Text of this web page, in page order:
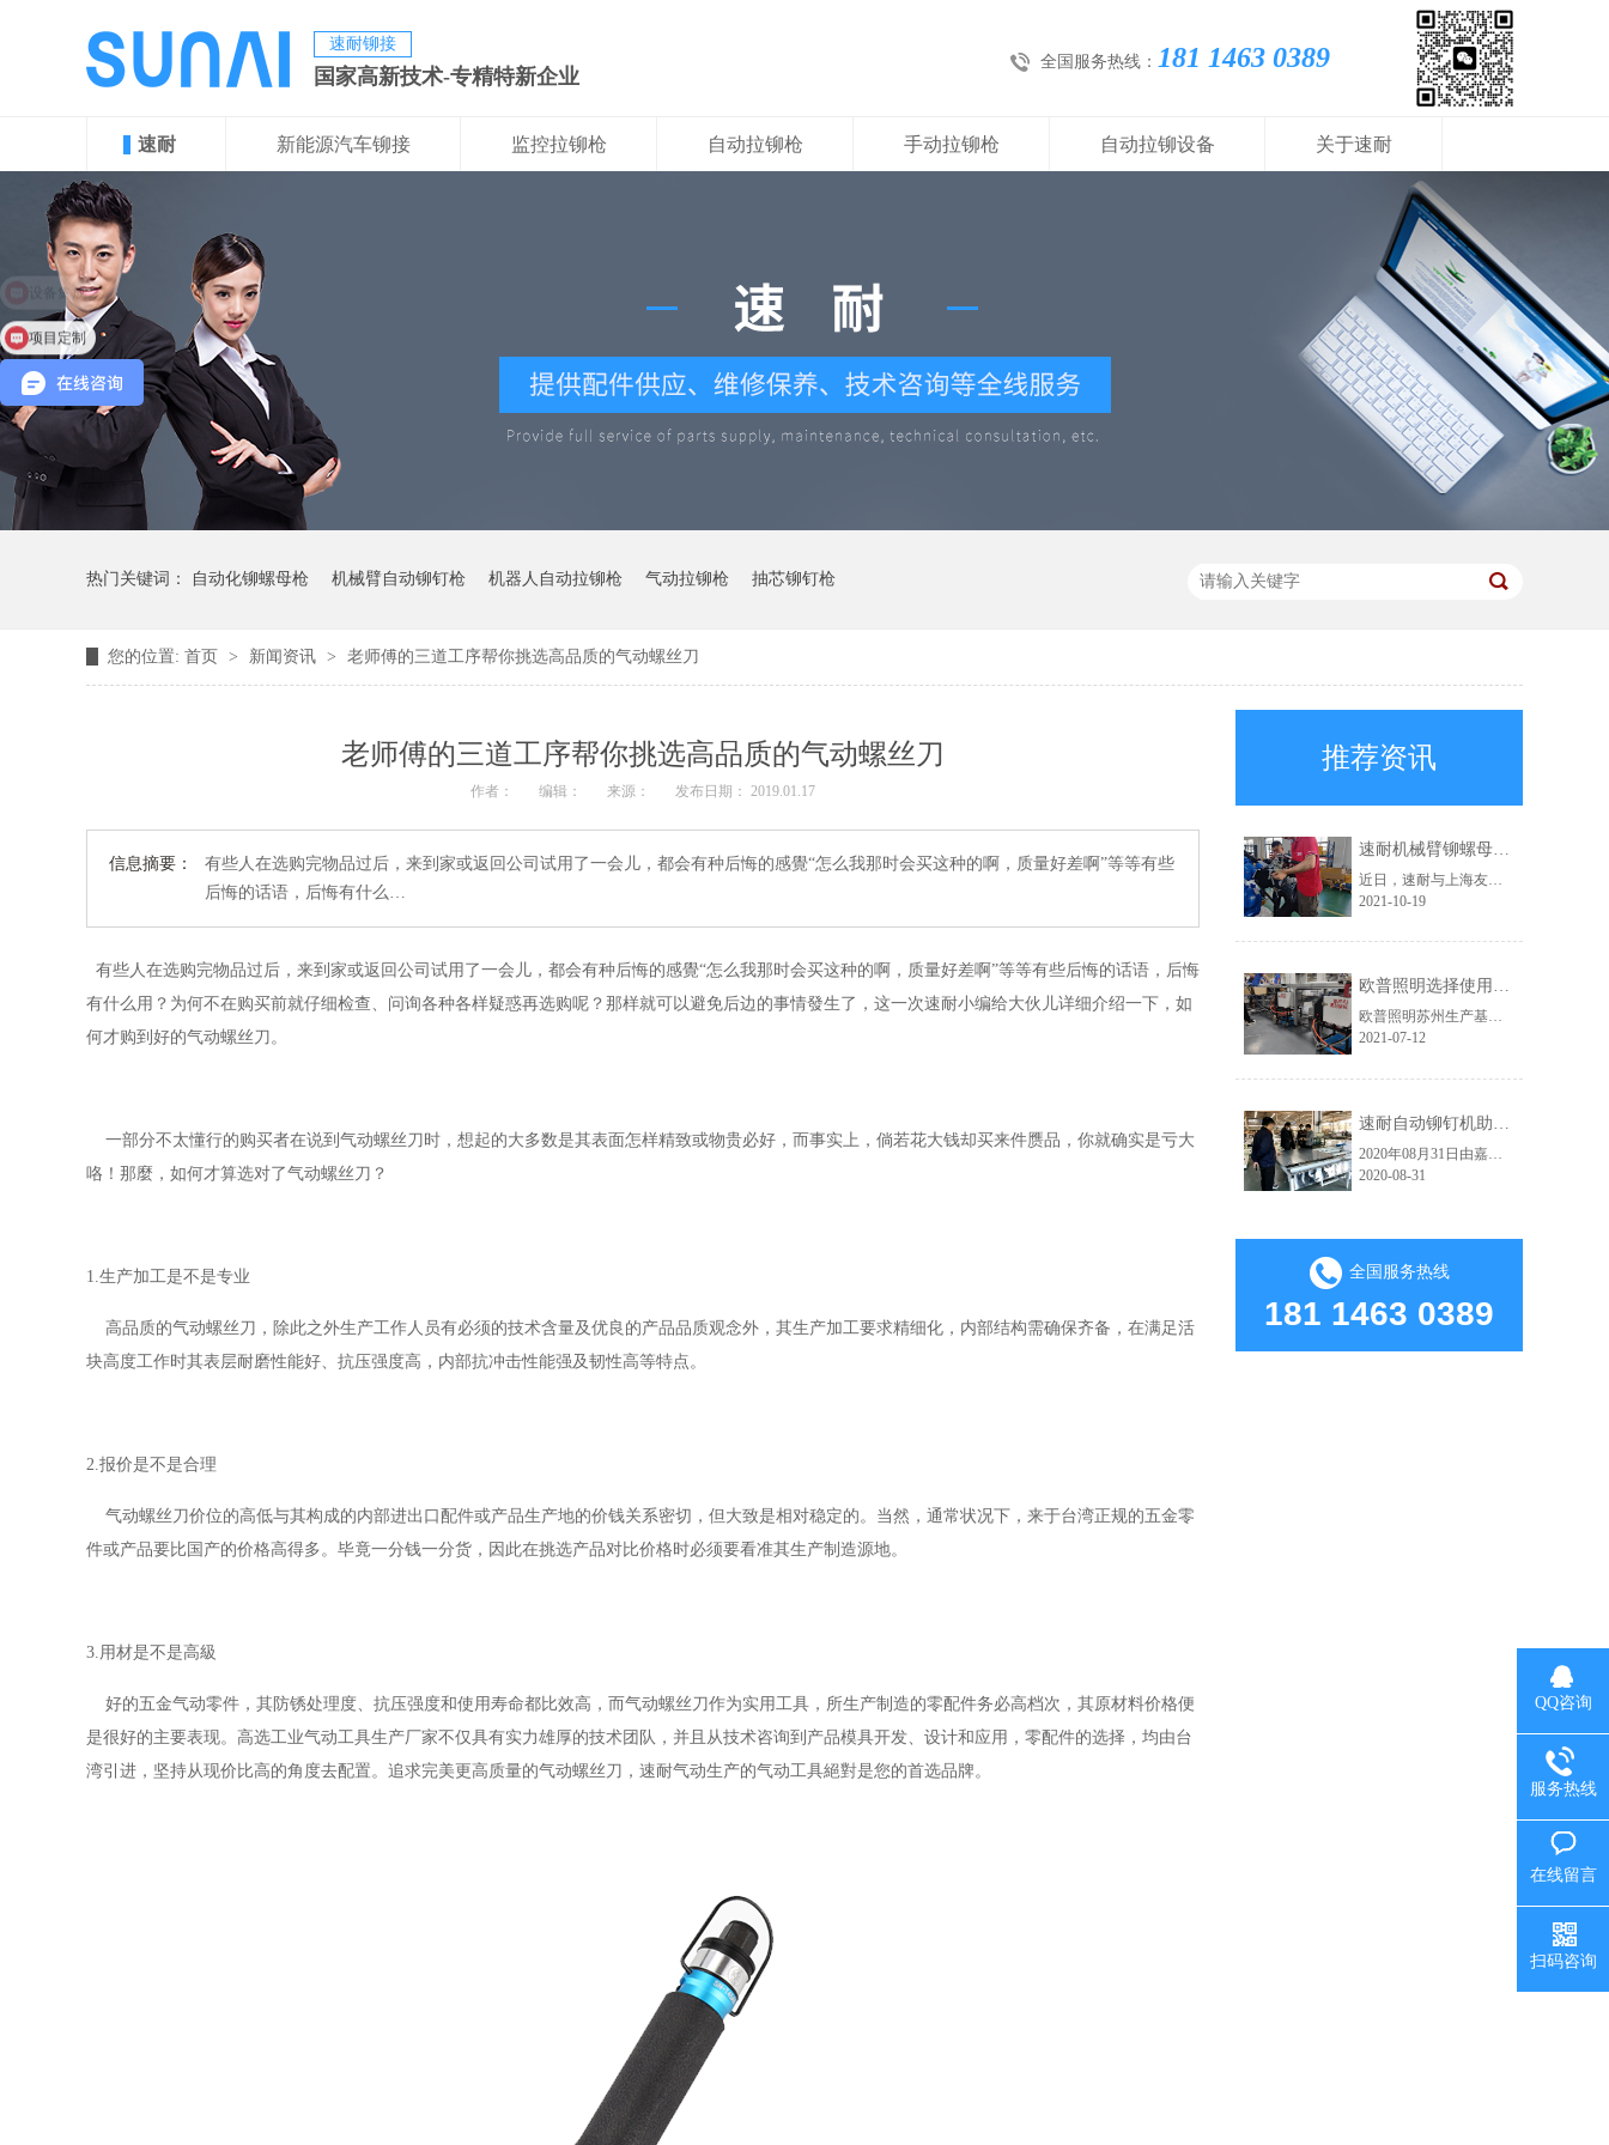
速耐铆接
国家高新技术-专精特新企业
全国服务热线： 181 1463 0389
速耐 新能源汽车铆接 监控拉铆枪 自动拉铆枪 手动拉铆枪 自动拉铆设备 关于速耐
热门关键词： 自动化铆螺母枪 机械臂自动铆钉枪 机器人自动拉铆枪 气动拉铆枪 抽芯铆钉枪
您的位置: 首页 > 新闻资讯 > 老师傅的三道工序帮你挑选高品质的气动螺丝刀
老师傅的三道工序帮你挑选高品质的气动螺丝刀
作者： 编辑： 来源： 发布日期： 2019.01.17
信息摘要：
有些人在选购完物品过后，来到家或返回公司试用了一会儿，都会有种后悔的感覺“怎么我那时会买这种的啊，质量好差啊”等等有些
后悔的话语，后悔有什么…
有些人在选购完物品过后，来到家或返回公司试用了一会儿，都会有种后悔的感覺“怎么我那时会买这种的啊，质量好差啊”等等有些后悔的话语，后悔
有什么用？为何不在购买前就仔细检查、问询各种各样疑惑再选购呢？那样就可以避免后边的事情發生了，这一次速耐小编给大伙儿详细介绍一下，如
何才购到好的气动螺丝刀。
一部分不太懂行的购买者在说到气动螺丝刀时，想起的大多数是其表面怎样精致或物贵必好，而事实上，倘若花大钱却买来件赝品，你就确实是亏大
咯！那麼，如何才算选对了气动螺丝刀？
1.生产加工是不是专业
高品质的气动螺丝刀，除此之外生产工作人员有必须的技术含量及优良的产品品质观念外，其生产加工要求精细化，内部结构需确保齐备，在满足活
块高度工作时其表层耐磨性能好、抗压强度高，内部抗冲击性能强及韧性高等特点。
2.报价是不是合理
气动螺丝刀价位的高低与其构成的内部进出口配件或产品生产地的价钱关系密切，但大致是相对稳定的。当然，通常状况下，来于台湾正规的五金零
件或产品要比国产的价格高得多。毕竟一分钱一分货，因此在挑选产品对比价格时必须要看准其生产制造源地。
3.用材是不是高級
好的五金气动零件，其防锈处理度、抗压强度和使用寿命都比效高，而气动螺丝刀作为实用工具，所生产制造的零配件务必高档次，其原材料价格便
是很好的主要表现。高选工业气动工具生产厂家不仅具有实力雄厚的技术团队，并且从技术咨询到产品模具开发、设计和应用，零配件的选择，均由台
湾引进，坚持从现价比高的角度去配置。追求完美更高质量的气动螺丝刀，速耐气动生产的气动工具絕對是您的首选品牌。
推荐资讯
速耐机械臂铆螺母枪助力上海友升提效升级
近日，速耐与上海友升铝业有限公司成功达成合作，为对方提供了速耐机械臂铆螺母枪，助力上海友升实现自动化生产。
2021-10-19
欧普照明选择使用速耐自动拉钉机
欧普照明苏州生产基地，此前一直使用的是其他品牌的铆接气动工具。在得知速耐自动拉钉机后，进行了详细的咨询，被速耐自动拉钉机“自动吸钉、一机顶三人”的特点深深吸引，于是决定采购。
2021-07-12
2020年08月31日由嘉佑佳设计的自动拉钉机顺利交付给海宁市红狮电梯装饰有限公司使用。嘉佑佳负责人范经理现场亲自指导并演示操作流程，红狮电梯吴总经理及相关负责人到现场学习，下图为交货试机现场。速耐自动拉钉机高效的应用：因其技术的大幅提升，使得人和工具在保证了绝对安全的前提下大大提高生产效益了。从而实......
2020-08-31
全国服务热线
181 1463 0389
QQ咨询
服务热线
在线留言
扫码咨询
项目定制